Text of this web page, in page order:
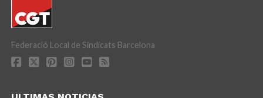
Federació Local de Sindicats Barcelona